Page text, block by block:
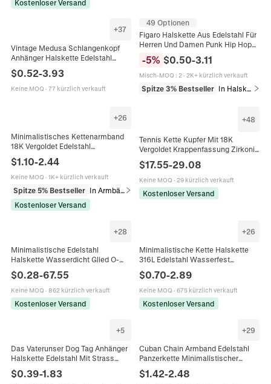
Kostenloser Versand
+37
Vintage Medusa Schlangenkopf
Anhänger Halskette Edelstahl
Mythologische Schmuck Für
Herren Damen Alltag Party Zubehör
$0.52-3.93
Keine MOQ · 77 kürzlich verkauft
49 Optionen
Figaro Halskette Aus Edelstahl Für
Herren Und Damen Punk Hip Hop
Stil Minimalistisches
Schlüsselbein Schmuckzubehör
-5% $0.50-3.11
Misch-MOQ : 2· 2K+ kürzlich verkauft
Spitze 3% Bestseller In Halsketten
+26
Minimalistisches Kettenarmband
18K Vergoldet Edelstahl
Schmuck Für Damen Herren
$1.10-2.44
Keine MOQ · 1K+ kürzlich verkauft
Spitze 5% Bestseller
Kostenloser Versand
+48
Tennis Kette Kupfer Mit 18K
Vergoldet Krappenfassung Zirkonia
Herren
$17.55-29.08
Keine MOQ · 29 kürzlich verkauft
Kostenloser Versand
+28
Minimalistische Edelstahl
Halskette Wasserdicht Glied O-
Form Box Lippenkette Für DIY
Schmuckherstellung Damen
Herren
$0.28-67.55
Keine MOQ · 862 kürzlich verkauft
Kostenloser Versand
+26
Minimalistische Kette Halskette
316L Edelstahl Wasserfest
Schmuck Für Damen Herren
Einfach Schlicht
$0.70-2.89
Keine MOQ · 675 kürzlich verkauft
Kostenloser Versand
+5
Das Vaterunser Dog Tag Anhänger
Halskette Edelstahl Mit Strass
Religiöser Schmuck Für Herren
Damen
$0.39-1.83
+29
Cuban Chain Armband Edelstahl
Panzerkette Minimalistischer
Modeschmuck Für Damen Und
Herren Silberfarben
$1.42-2.48